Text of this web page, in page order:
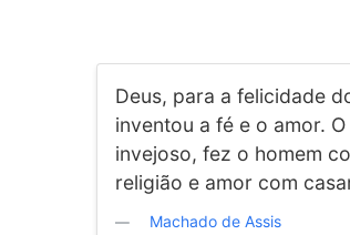
Deus, para a felicidade
inventou a fé e o amor.
invejoso, fez o homem
religião e amor com
Machado de Assis